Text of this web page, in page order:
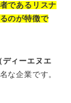
であるリスナ
のが特徴で
ィーエヌエ
な企業です。